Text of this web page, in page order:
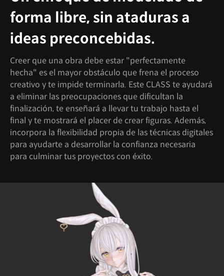
forma libre, sin ataduras a
ideas preconcebidas.
Creer que una obra debe estar "perfectamente
hecha" es el mayor obstáculo que frena el proceso
creativo y te impide terminarla. Este CLASS te ayudará
a eliminar las preocupaciones que dificultan la
finalización, te enseñará a llevar tu trabajo hasta el
final y te mostrará el placer de crear figuras. Además,
incorpora la flexibilidad propia de las técnicas digitales
para ayudarte a desarrollar la confianza necesaria
para culminar tus proyectos con éxito.